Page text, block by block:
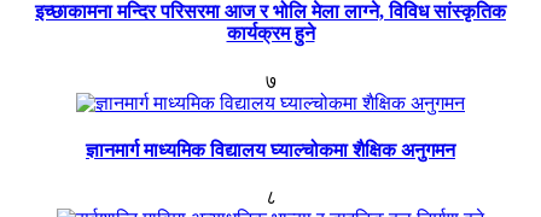
इच्छाकामना मन्दिर परिसरमा आज र भोलि मेला लाग्ने, विविध सांस्कृतिक
कार्यक्रम हुने
७
ज्ञानमार्ग माध्यमिक विद्यालय घ्याल्चोकमा शैक्षिक अनुगमन
८